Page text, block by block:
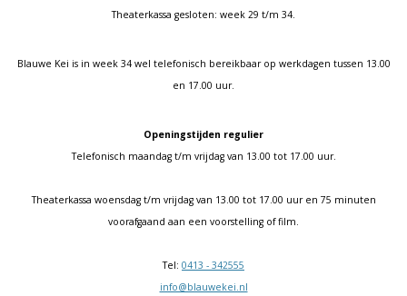
Theaterkassa gesloten: week 29 t/m 34.
Blauwe Kei is in week 34 wel telefonisch bereikbaar op werkdagen tussen 13.00
en 17.00 uur.
Openingstijden regulier
Telefonisch maandag t/m vrijdag van 13.00 tot 17.00 uur.
Theaterkassa woensdag t/m vrijdag van 13.00 tot 17.00 uur en 75 minuten
voorafgaand aan een voorstelling of film.
Tel: 0413 - 342555
info@blauwekei.nl